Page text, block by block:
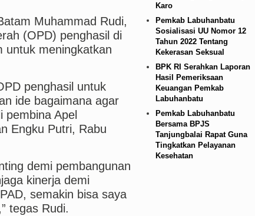
Muhammad Rudi,
(OPD) penghasil di
untuk meningkatkan
penghasil untuk
ide bagaimana agar
pembina Apel
Engku Putri, Rabu
demi pembangunan
kinerja demi
semakin bisa saya
tegas Rudi.
Karo
Pemkab Labuhanbatu
Sosialisasi UU Nomor 12
Tahun 2022 Tentang
Kekerasan Seksual
BPK RI Serahkan Laporan
Hasil Pemeriksaan
Keuangan Pemkab
Labuhanbatu
Pemkab Labuhanbatu
Bersama BPJS
Tanjungbalai Rapat Guna
Tingkatkan Pelayanan
Kesehatan